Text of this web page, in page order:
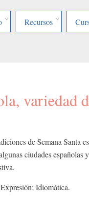
Recursos
variedad
de Semana Santa
ciudades españolas
Idiomática.